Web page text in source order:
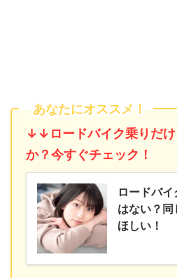
あなたにオススメ！
↓↓ロードバイク乗りだけ
か？今すぐチェック！
ロードバ
はない？
ほしい！